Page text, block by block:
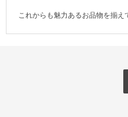
これからも魅力あるお品物を揃え